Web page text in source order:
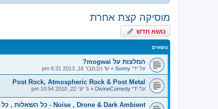
מוסיקה קצת אחרת
נושא חדש
נושאים
המלצות על mogwai?
על ידי Sunny
» ש' נובמבר 16, 2013 6:31 pm
Post Rock, Atmospheric Rock & Post Metal
על ידי DivineComedy
» ג' יוני 22, 2010 10:54 pm
Noise , Drone & Dark Ambient - כל השאלות , כל התשובות !